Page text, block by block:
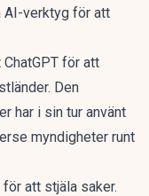
AI-verktyg för att
ChatGPT för att
Den
har i sin tur använt
myndigheter runt
att stjäla saker.